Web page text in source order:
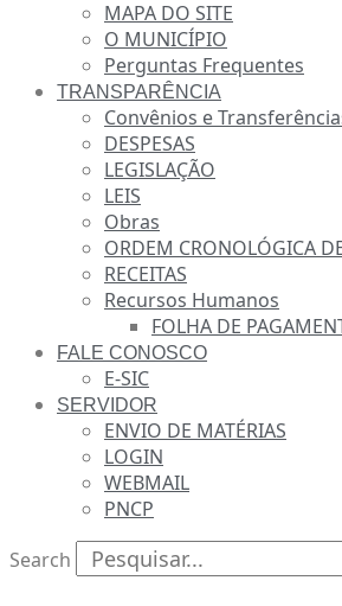
MAPA DO SITE
O MUNICÍPIO
Perguntas Frequentes
TRANSPARÊNCIA
Convênios e
DESPESAS
LEGISLAÇÃO
LEIS
Obras
ORDEM CRONOLÓGICA
RECEITAS
Recursos Humanos
FOLHA DE
FALE CONOSCO
E-SIC
SERVIDOR
ENVIO DE MATÉRIAS
LOGIN
WEBMAIL
PNCP
Search